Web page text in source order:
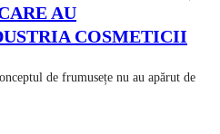
AU
COSMETICII
de frumusețe nu au apărut de